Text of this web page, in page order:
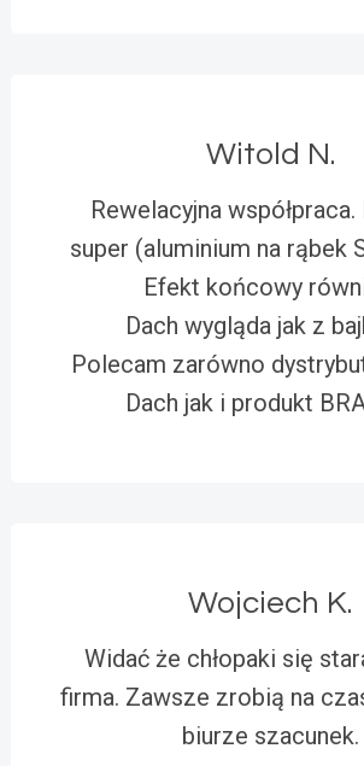
Witold N.
Rewelacyjna współpraca.
super (aluminium na rąbek
Efekt końcowy
Dach wygląda jak z
Polecam zarówno
Dach jak i produkt
Wojciech K.
Widać że chłopaki się
firma. Zawsze zrobią na
biurze szacunek.